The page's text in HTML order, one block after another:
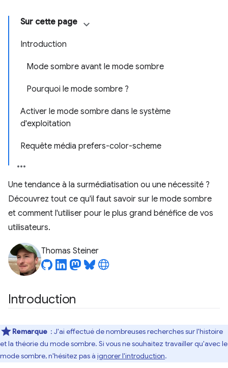
Sur cette page
Introduction
Mode sombre avant le mode sombre
Pourquoi le mode sombre ?
Activer le mode sombre dans le système
d'exploitation
Requête média prefers-color-scheme
Une tendance à la surmédiatisation ou une nécessité ?
Découvrez tout ce qu'il faut savoir sur le mode sombre
et comment l'utiliser pour le plus grand bénéfice de vos
utilisateurs.
Thomas Steiner
Introduction
Remarque : J'ai effectué de nombreuses recherches sur l'histoire
et la théorie du mode sombre. Si vous ne souhaitez travailler qu'avec le
mode sombre, n'hésitez pas à ignorer l'introduction.